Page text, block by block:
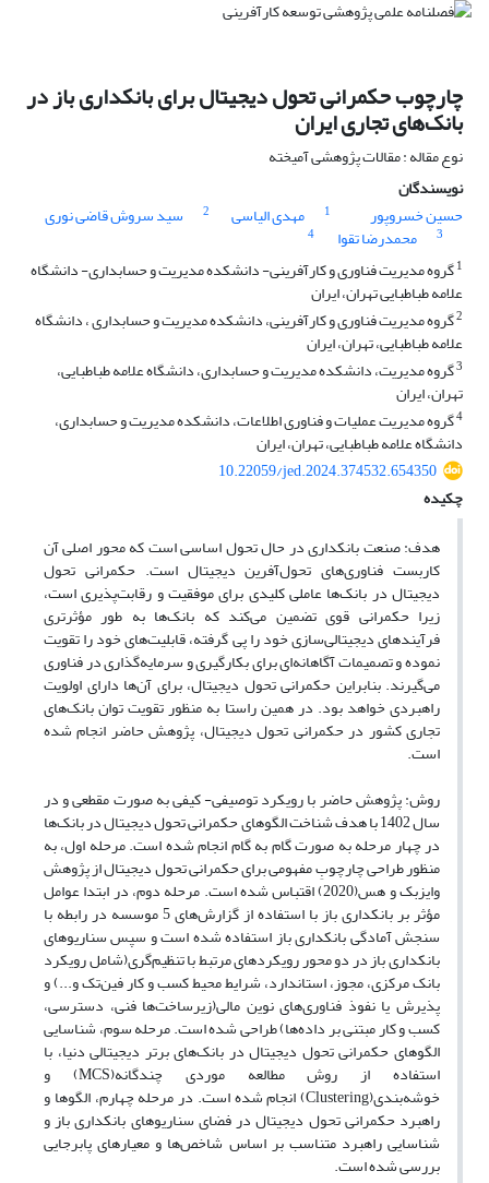
چارچوب حکمرانی تحول دیجیتال برای بانکداری باز در
بانک‌های تجاری ایران
نوع مقاله : مقالات پژوهشی آمیخته
نویسندگان
حسین خسروپور
1 مهدی الیاسی 2 سید سروش قاضی نوری
3 محمدرضا تقوا
4
1گروه مدیریت فناوری و کارآفرینی- دانشکده مدیریت و حسابداری- دانشگاه
علامه طباطبایی تهران، ایران
2گروه مدیریت فناوری و کارآفرینی، دانشکده مدیریت و حسابداری ، دانشگاه
علامه طباطبایی، تهران، ایران
3گروه مدیریت، دانشکده مدیریت و حسابداری، دانشگاه علامه طباطبایی،
تهران، ایران
4گروه مدیریت عملیات و فناوری اطلاعات، دانشکده مدیریت و حسابداری،
دانشگاه علامه طباطبایی، تهران، ایران
10.22059/jed.2024.374532.654350
چکیده
هدف: صنعت بانکداری در حال تحول اساسی است که محور اصلی آن
کاربست فناوری‌های تحول‌آفرین دیجیتال است. حکمرانی تحول
دیجیتال در بانک‌ها عاملی کلیدی برای موفقیت و رقابت‌پذیری است،
زیرا حکمرانی قوی تضمین می‌کند که بانک‌ها به طور مؤثرتری
فرآیندهای دیجیتالی‌سازی خود را پی‌ گرفته، قابلیت‌های خود را تقویت
نموده و تصمیمات آگاهانه‌ای برای بکارگیری و سرمایه‌گذاری در فناوری
می‌گیرند. بنابراین حکمرانی تحول دیجیتال، برای آن‌ها دارای اولویت
راهبردی خواهد بود. در همین راستا به منظور تقویت توان بانک‌های
تجاری کشور در حکمرانی تحول دیجیتال، پژوهش حاضر انجام شده
است.
روش: پژوهش حاضر با رویکرد توصیفی- کیفی به صورت مقطعی و در
سال 1402 با هدف شناخت الگوهای حکمرانی تحول دیجیتال در بانک‌ها
در چهار مرحله به صورت گام به گام انجام شده است. مرحله اول، به
منظور طراحی چارچوبِ مفهومی برای حکمرانی تحول دیجیتال از پژوهش
وایزبک و هس(2020) اقتباس شده است. مرحله دوم، در ابتدا عوامل
مؤثر بر بانکداری باز با استفاده از گزارش‌های 5 موسسه در رابطه با
سنجش آمادگی بانکداری باز استفاده شده است و سپس سناریوهای
بانکداری باز در دو محور رویکردهای مرتبط با تنظیم‌گری(شامل رویکرد
بانک مرکزی، مجوز، استاندارد، شرایط محیط کسب و کار فین‌تک و...) و
پذیرش یا نفوذ فناوری‌های نوین مالی(زیرساخت‌ها فنی، دسترسی،
کسب و کار مبتنی بر داده‌ها) طراحی شده است. مرحله سوم، شناسایی
الگوهای حکمرانی تحول دیجیتال در بانک‌های برتر دیجیتالی دنیا، با
استفاده از روش‌ مطالعه موردی چندگانه(MCS) و
خوشه‌بندی(Clustering) انجام شده است. در مرحله چهارم، الگوها و
راهبرد‌ حکمرانی تحول دیجیتال در فضای سناریو‌های بانکداری باز و
شناسایی راهبرد متناسب بر اساس شاخص‌ها و معیارهای پابرجایی
بررسی شده است.